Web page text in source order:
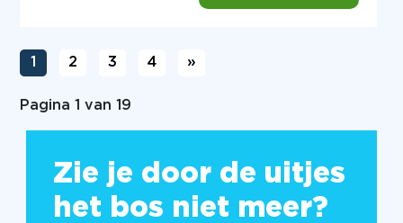
1 2 3 4 »
Pagina 1 van 19
Zie je door de uitjes
het bos niet meer?